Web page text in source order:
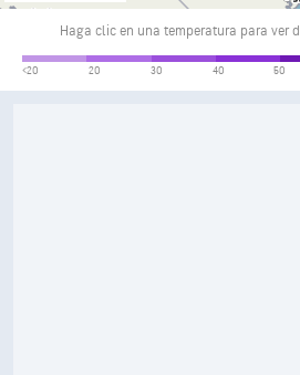
Haga clic en una temperatura para ver
<20 20 30 40 50